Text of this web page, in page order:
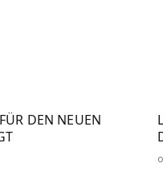
DEN NEUEN